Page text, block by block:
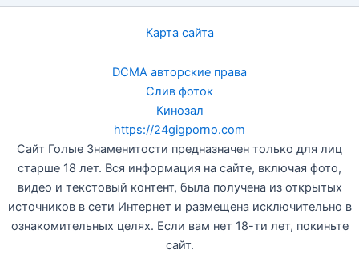
Карта сайта
DCMA авторские права
Слив фоток
Кинозал
https://24gigporno.com
Сайт Голые Знаменитости предназначен только для лиц
старше 18 лет. Вся информация на сайте, включая фото,
видео и текстовый контент, была получена из открытых
источников в сети Интернет и размещена исключительно в
ознакомительных целях. Если вам нет 18-ти лет, покиньте
сайт.